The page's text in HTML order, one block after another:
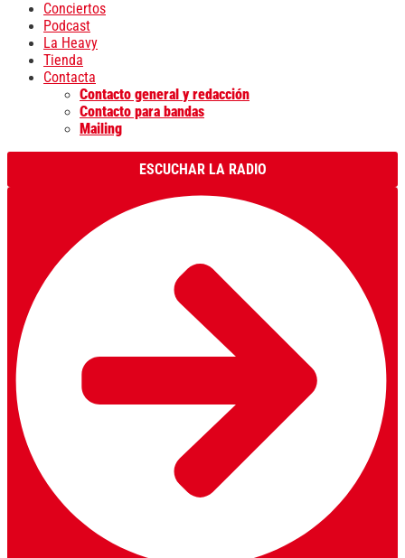
Conciertos
Podcast
La Heavy
Tienda
Contacta
Contacto general y redacción
Contacto para bandas
Mailing
ESCUCHAR LA RADIO